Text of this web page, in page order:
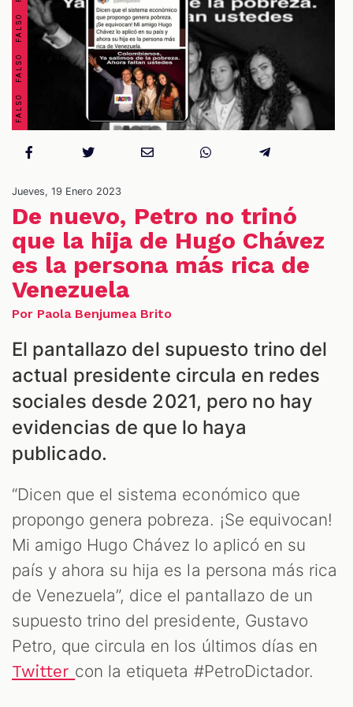
Jueves, 19 Enero 2023
De nuevo, Petro no trinó
que la hija de Hugo Chávez
es la persona más rica de
Venezuela
Por Paola Benjumea Brito
El pantallazo del supuesto trino del
actual presidente circula en redes
sociales desde 2021, pero no hay
evidencias de que lo haya
publicado.
“Dicen que el sistema económico que
propongo genera pobreza. ¡Se equivocan!
Mi amigo Hugo Chávez lo aplicó en su
país y ahora su hija es la persona más rica
de Venezuela”, dice el pantallazo de un
supuesto trino del presidente, Gustavo
Petro, que circula en los últimos días en
Twitter con la etiqueta #PetroDictador.